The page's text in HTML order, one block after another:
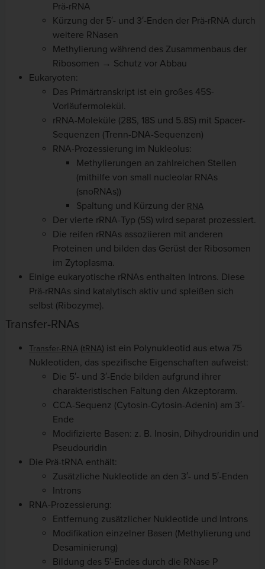
Prä-rRNA
Kürzung der 5′- und 3′-Enden der Prä-rRNA durch
weitere RNasen
Methylierung während des Zusammenbaus der
Ribosomen → Schutz vor Abbau
Eukaryoten:
Das Primärtranskript ist ein großes 45S-
Vorläufermolekül.
rRNA-Moleküle (28S, 18S und 5.8S) mit Spacer-
Sequenzen (Trenn-DNA-Sequenzen)
RNA-Prozessierung im Nukleolus:
Methylierungen an zahlreichen Stellen
(mithilfe von small nucleolar RNAs
(snoRNAs))
Spaltung und Kürzung der RNA
Der vierte rRNA-Typ (5S) wird separat prozessiert.
Die reifen rRNAs assoziieren mit anderen
Proteinen und bilden das Gerüst der Ribosomen
im Zytoplasma.
Einige eukaryotische rRNAs enthalten Introns. Diese
Prä-rRNAs sind katalytisch aktiv und spleißen sich
selbst (Ribozyme).
Transfer-RNAs
Transfer-RNA (tRNA) ist ein Polynukleotid aus etwa 75
Nukleotiden, das spezifische Eigenschaften aufweist:
Die 5′- und 3′-Ende bilden aufgrund ihrer
charakteristischen Faltung den Akzeptorarm.
CCA-Sequenz (Cytosin-Cytosin-Adenin) am 3′-
Ende
Modifizierte Basen: z. B. Inosin, Dihydrouridin und
Pseudouridin
Die Prä-tRNA enthält:
Zusätzliche Nukleotide an den 3′- und 5′-Enden
Introns
RNA-Prozessierung:
Entfernung zusätzlicher Nukleotide und Introns
Modifikation einzelner Basen (Methylierung und
Desaminierung)
Bildung des 5′-Endes durch die RNase P